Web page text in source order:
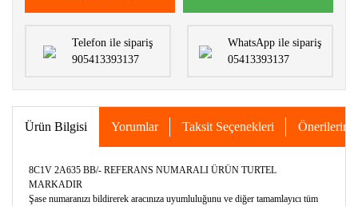
Telefon ile sipariş
905413393137
WhatsApp ile sipariş
05413393137
Ürün Bilgisi Yorumlar Taksit Seçenekleri Önerileriniz
8C1V 2A635 BB/- REFERANS NUMARALI ÜRÜN TURTEL
MARKADIR
Şase numaranızı bildirerek aracınıza uyumluluğunu ve diğer tamamlayıcı tüm